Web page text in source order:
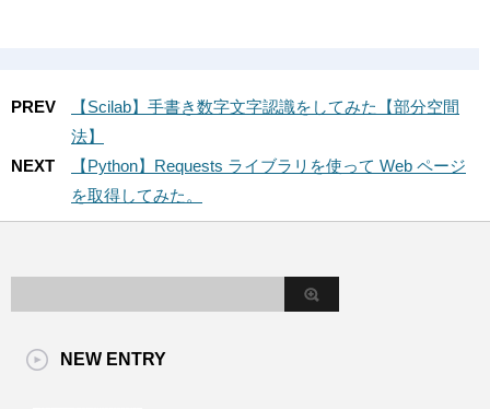
PREV
【Scilab】手書き数字文字認識をしてみた【部分空間
法】
NEXT
【Python】Requests ライブラリを使って Web ページ
を取得してみた。
NEW ENTRY